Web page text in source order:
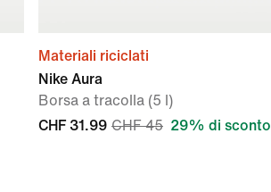
Materiali riciclati
Nike Aura
Borsa a tracolla (5 l)
CHF 31.99 CHF 45 29% di sconto